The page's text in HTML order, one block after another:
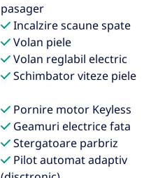
pasager
Incalzire scaune spate
Volan piele
Volan reglabil electric
Schimbator viteze piele
Pornire motor Keyless
Geamuri electrice fata
Stergatoare parbriz
Pilot automat adaptiv